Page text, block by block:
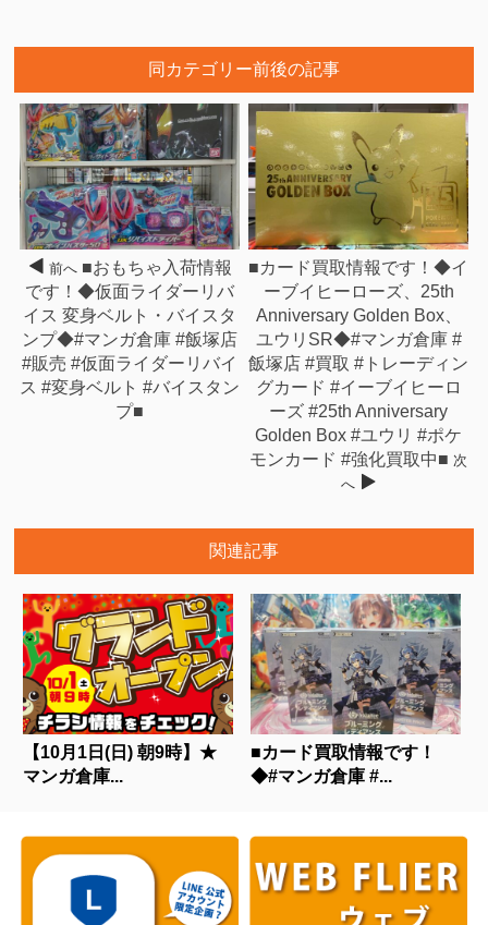
同カテゴリー前後の記事
前へ ■おもちゃ入荷情報
です！◆仮面ライダーリバ
イス 変身ベルト・バイスタ
ンプ◆#マンガ倉庫 #飯塚店
#販売 #仮面ライダーリバイ
ス #変身ベルト #バイスタン
プ■
■カード買取情報です！◆イ
ーブイヒーローズ、25th
Anniversary Golden Box、
ユウリSR◆#マンガ倉庫 #
飯塚店 #買取 #トレーディン
グカード #イーブイヒーロ
ーズ #25th Anniversary
Golden Box #ユウリ #ポケ
モンカード #強化買取中■ 次
へ
関連記事
【10月1日(日) 朝9時】★
マンガ倉庫...
■カード買取情報です！
◆#マンガ倉庫 #...